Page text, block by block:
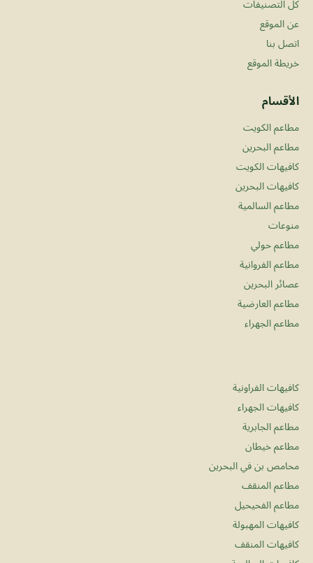
كل التصنيفات
عن الموقع
اتصل بنا
خريطة الموقع
الأقسام
مطاعم الكويت
مطاعم البحرين
كافيهات الكويت
كافيهات البحرين
مطاعم السالمية
منوعات
مطاعم حولي
مطاعم الفروانية
عصائر البحرين
مطاعم العارضية
مطاعم الجهراء
كافيهات الفراونية
كافيهات الجهراء
مطاعم الجابرية
مطاعم خيطان
محامص بن في البحرين
مطاعم المنقف
مطاعم الفحيحيل
كافيهات المهبولة
كافيهات المنقف